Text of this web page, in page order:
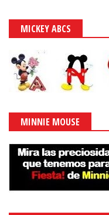
MICKEY ABCS
MINNIE MOUSE